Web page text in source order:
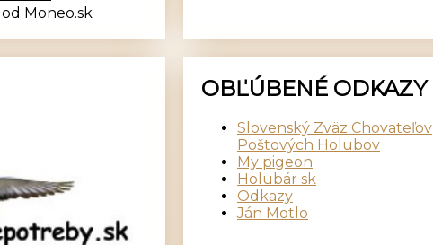
od Moneo.sk
OBĽÚBENÉ ODKAZY
Slovenský Zväz Chovateľov
Poštových Holubov
My pigeon
Holubár sk
Odkazy
Ján Motlo